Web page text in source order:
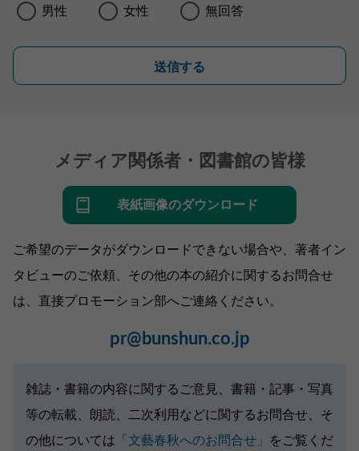
男性 女性 無回答
送信する
メディア関係者・図書館の皆様
表紙画像のダウンロード
ご希望のデータがダウンロードできない場合や、著者イン
タビューのご依頼、その他の本の紹介に関するお問合せ
は、直接プロモーション部へご連絡ください。
pr@bunshun.co.jp
雑誌・書籍の内容に関するご意見、書籍・記事・写真
等の転載、朗読、二次利用などに関するお問合せ、そ
の他については 「文藝春秋へのお問合せ」 をご覧くだ